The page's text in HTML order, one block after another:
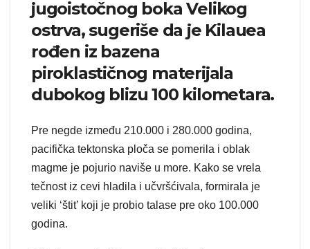
jugoistočnog boka Velikog
ostrva, sugeriše da je Kilauea
rođen iz bazena
piroklastičnog materijala
dubokog blizu 100 kilometara.
Pre negde između 210.000 i 280.000 godina,
pacifička tektonska ploča se pomerila i oblak
magme je pojurio naviše u more. Kako se vrela
tečnost iz cevi hladila i učvršćivala, formirala je
veliki ‘štit’ koji je probio talase pre oko 100.000
godina.